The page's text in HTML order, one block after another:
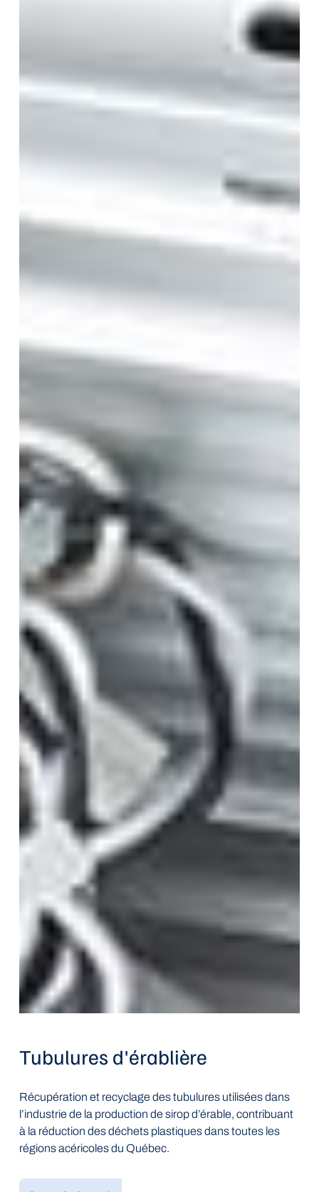
Tubulures d'érablière
Récupération et recyclage des tubulures utilisées dans
l’industrie de la production de sirop d’érable, contribuant
à la réduction des déchets plastiques dans toutes les
régions acéricoles du Québec.